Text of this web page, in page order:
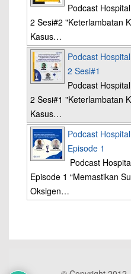
Podcast
2 Sesi#2 "Keterlambatan
Kasus…
Podcast
2 Sesi#1
Podcast
2 Sesi#1 "Keterlambatan
Kasus…
Podcast
Episode 1
Podcast
Episode 1 “Memastikan
Oksigen…